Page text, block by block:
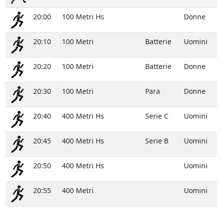
20:00 100 Metri Hs Donne
20:10 100 Metri Batterie Uomini
20:20 100 Metri Batterie Donne
20:30 100 Metri Para Donne
20:40 400 Metri Hs Serie C Uomini
20:45 400 Metri Hs Serie B Uomini
20:50 400 Metri Hs Uomini
20:55 400 Metri Uomini